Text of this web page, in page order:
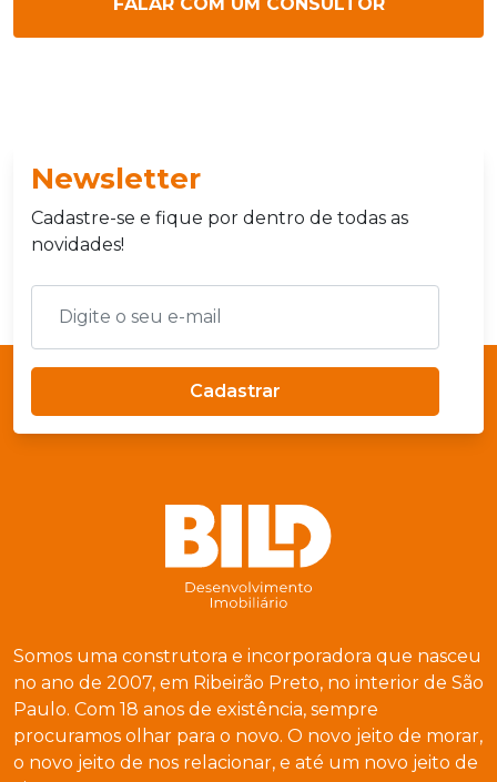
Newsletter
Cadastre-se e fique por dentro de todas as
novidades!
Cadastrar
Somos uma construtora e incorporadora que nasceu
no ano de 2007, em Ribeirão Preto, no interior de São
Paulo. Com 18 anos de existência, sempre
procuramos olhar para o novo. O novo jeito de morar,
o novo jeito de nos relacionar, e até um novo jeito de